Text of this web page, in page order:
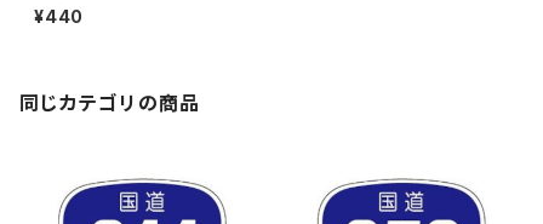
¥440
同じカテゴリの商品